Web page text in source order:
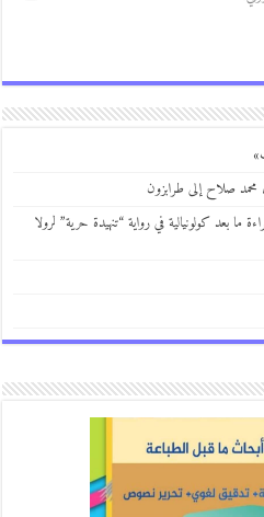
صلاح إلى طرابزون
كولونيالية في رواية “تنهيدة حرية” لرولا